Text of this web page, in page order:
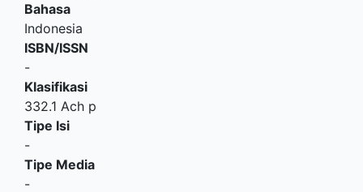
Bahasa
Indonesia
ISBN/ISSN
-
Klasifikasi
332.1 Ach p
Tipe Isi
-
Tipe Media
-